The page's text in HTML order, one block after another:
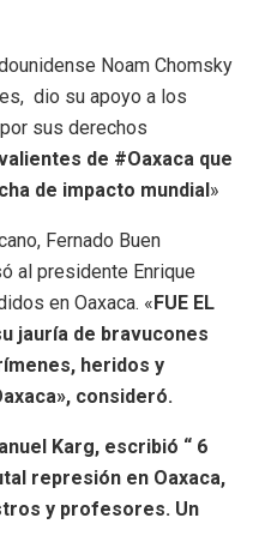
Noam Chomsky
dio su apoyo a los
sus derechos
de #Oaxaca que
de impacto mundial»
Fernado Buen
al presidente Enrique
en Oaxaca. «FUE EL
jauría de bravucones
heridos y
consideró.
Karg, escribió “ 6
represión en Oaxaca,
y profesores. Un